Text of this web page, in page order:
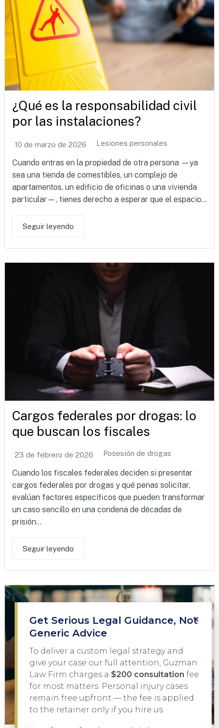
¿Qué es la responsabilidad civil
por las instalaciones?
10 de marzo de 2026 Lesiones personales
Cuando entras en la propiedad de otra persona —ya
sea una tienda de comestibles, un complejo de
apartamentos, un edificio de oficinas o una vivienda
particular—, tienes derecho a esperar que el espacio...
Seguir leyendo
Cargos federales por drogas: lo
que buscan los fiscales
23 de febrero de 2026 Posesión de drogas
Cuando los fiscales federales deciden si presentar
cargos federales por drogas y qué penas solicitar,
evalúan factores específicos que pueden transformar
un caso sencillo en una condena de décadas de
prisión...
Seguir leyendo
×
Get Serious Legal Guidance, Not
Generic Advice
To deliver a custom legal strategy and
give your case our full attention, Guzman
Law Firm charges a $200 consultation fee
for most matters. Personal injury cases
remain free upfront — the fee is applied
to the retainer only if you hire us.